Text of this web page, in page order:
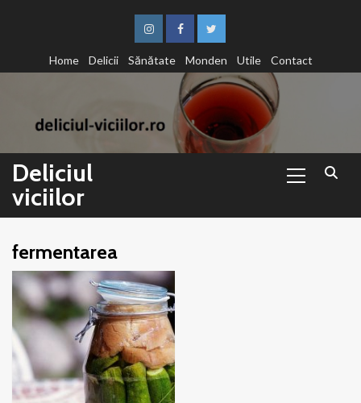
InstagramFacebookTwitter
Home
Delicii Sănătate Monden Utile Contact
Deliciul
viciilor
Menu
fermentarea